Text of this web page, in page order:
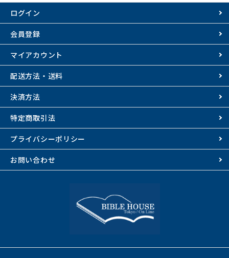
ログイン
会員登録
マイアカウント
配送方法・送料
決済方法
特定商取引法
プライバシーポリシー
お問い合わせ